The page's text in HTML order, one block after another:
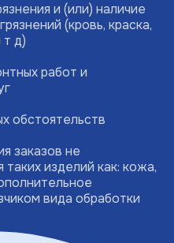
и (или) наличие
(кровь, краска,
т д)
работ и
обстоятельств
заказов не
изделий как: кожа,
вида обработки